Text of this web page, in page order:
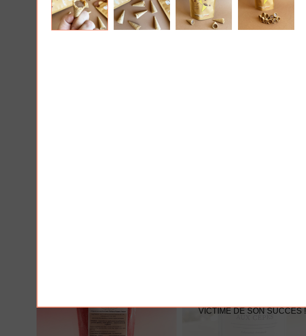
VICTIME DE SON SUCCÈS !